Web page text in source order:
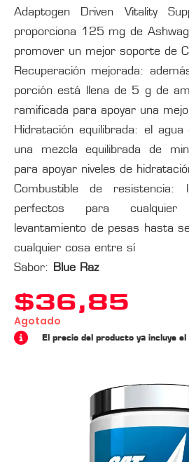
Adaptogen Driven Vitality
proporciona 125 mg de
promover un mejor soporte de
Recuperación mejorada:
porción está llena de 5 g de
ramificada para apoyar una
Hidratación equilibrada: el
una mezcla equilibrada de
para apoyar niveles de
Combustible de resistencia:
perfectos para cualquier
levantamiento de pesas hasta
cualquier cosa entre sí
Sabor: Blue Raz
$36,85
Agotado
El precio del producto ya incluye